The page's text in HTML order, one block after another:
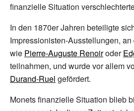
finanzielle Situation
In den 1870er Jahren beteiligte
Impressionisten-Ausstellungen,
wie Pierre-Auguste Renoiroder
teilnahmen, und wurde vor allem
Durand-Ruel gefördert.
Monets finanzielle Situation blieb